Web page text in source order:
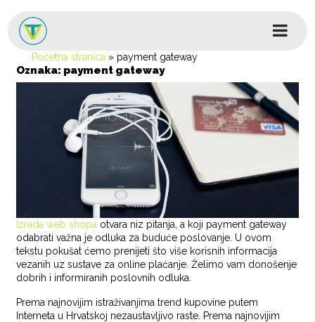
Glavni izbornik
Početna stranica » payment gateway
Oznaka: payment gateway
Izrada web shopa otvara niz pitanja, a koji payment gateway
odabrati važna je odluka za buduće poslovanje. U ovom
tekstu pokušat ćemo prenijeti što više korisnih informacija
vezanih uz sustave za online plaćanje. Želimo vam donošenje
dobrih i informiranih poslovnih odluka.
Prema najnovijim istraživanjima trend kupovine putem
Interneta u Hrvatskoj nezaustavljivo raste. Prema najnovijim